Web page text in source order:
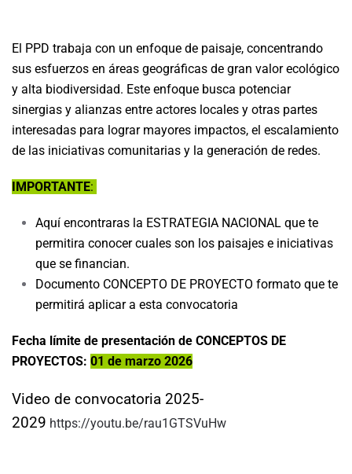
El PPD trabaja con un enfoque de paisaje, concentrando
sus esfuerzos en áreas geográficas de gran valor ecológico
y alta biodiversidad. Este enfoque busca potenciar
sinergias y alianzas entre actores locales y otras partes
interesadas para lograr mayores impactos, el escalamiento
de las iniciativas comunitarias y la generación de redes.
IMPORTANTE:
Aquí encontraras la ESTRATEGIA NACIONAL que te
permitira conocer cuales son los paisajes e iniciativas
que se financian.
Documento CONCEPTO DE PROYECTO formato que te
permitirá aplicar a esta convocatoria
Fecha límite de presentación de CONCEPTOS DE
PROYECTOS: 01 de marzo 2026
Video de convocatoria 2025-
2029 https://youtu.be/rau1GTSVuHw